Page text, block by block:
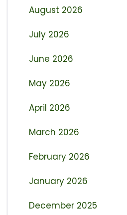
August 2026
July 2026
June 2026
May 2026
April 2026
March 2026
February 2026
January 2026
December 2025